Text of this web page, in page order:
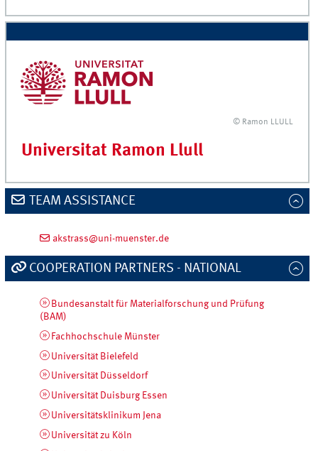
© Ramon LLULL
Universitat Ramon Llull
TEAM ASSISTANCE
akstrass@uni-muenster.de
COOPERATION PARTNERS - NATIONAL
Bundesanstalt für Materialforschung und Prüfung
(BAM)
Fachhochschule Münster
Universität Bielefeld
Universität Düsseldorf
Universität Duisburg Essen
Universitätsklinikum Jena
Universität zu Köln